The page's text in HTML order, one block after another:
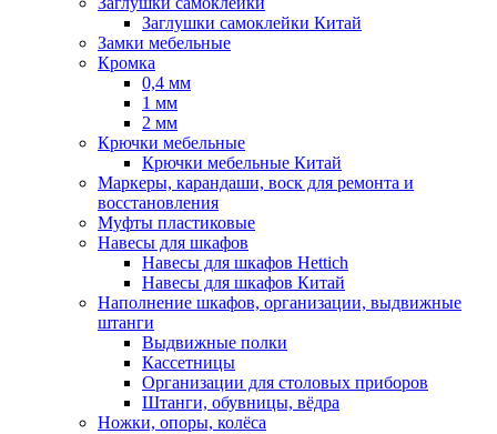
Заглушки самоклейки Китай
Замки мебельные
Кромка
0,4 мм
1 мм
2 мм
Крючки мебельные
Крючки мебельные Китай
Маркеры, карандаши, воск для ремонта и
восстановления
Муфты пластиковые
Навесы для шкафов
Навесы для шкафов Hettich
Навесы для шкафов Китай
Наполнение шкафов, организации, выдвижные
штанги
Выдвижные полки
Кассетницы
Организации для столовых приборов
Штанги, обувницы, вёдра
Ножки, опоры, колёса